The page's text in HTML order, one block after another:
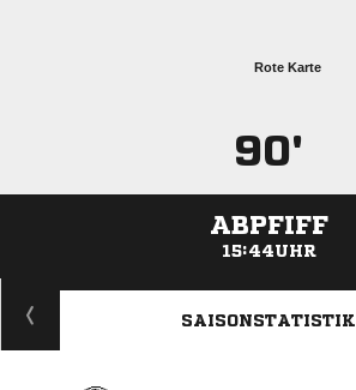
Rote Karte
90'
ABPFIFF
15:44UHR
ANZEIGE
SAISONSTATISTIK